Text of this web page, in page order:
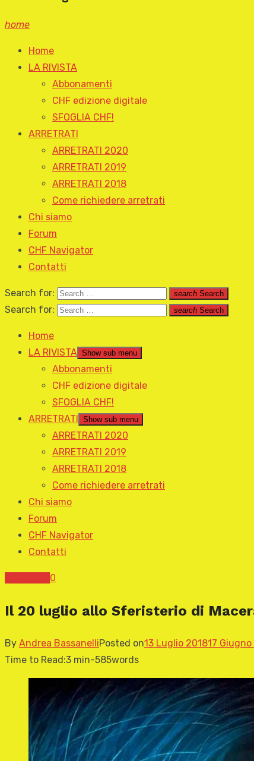
home
Home
LA RIVISTA
Abbonamenti
CHF edizione digitale
SFOGLIA CHF!
ARRETRATI
ARRETRATI 2020
ARRETRATI 2019
ARRETRATI 2018
Come richiedere arretrati
Chi siamo
Forum
CHF Navigator
Contatti
Search for: search Search
Search for: search Search
Home
LA RIVISTA Show sub menu
Abbonamenti
CHF edizione digitale
SFOGLIA CHF!
ARRETRATI
Show sub menu
ARRETRATI 2020
ARRETRATI 2019
ARRETRATI 2018
Come richiedere arretrati
Chi siamo
Forum
CHF Navigator
Contatti
0
Il 20 luglio allo Sferisterio di
By Andrea BassanelliPosted on13 Luglio 201817
Time to Read:3 min-585words